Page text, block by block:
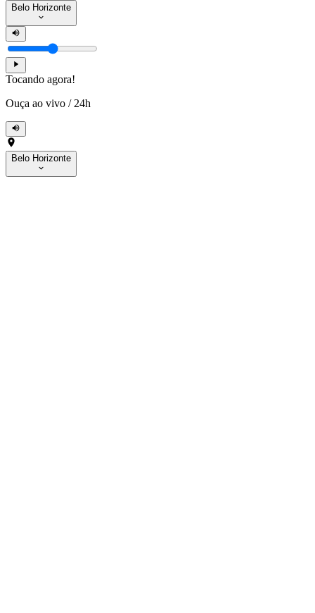
Belo Horizonte
Tocando agora!
Ouça ao vivo / 24h
Belo Horizonte